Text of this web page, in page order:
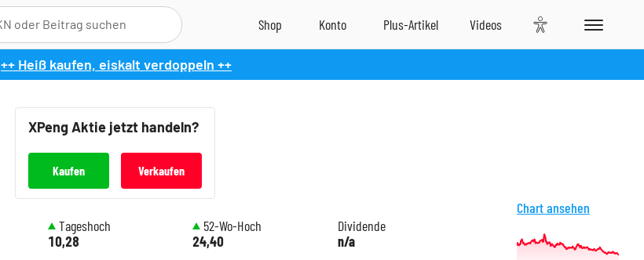
++ Heiß kaufen, eiskalt verdoppeln ++
Chart ansehen
XPengAktie jetzt handeln?
Kaufen Verkaufen
Tageshoch
10,28
52-Wo-Hoch
24,40
Dividende
n/a